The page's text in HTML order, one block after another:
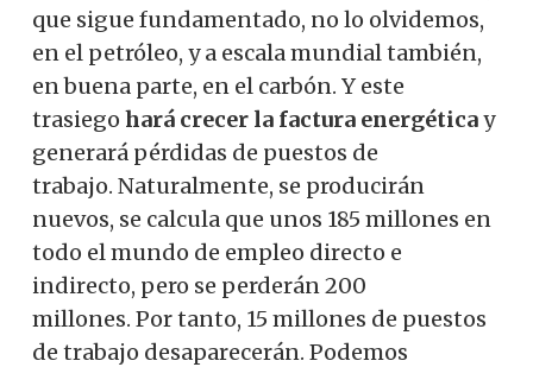
que sigue fundamentado, no lo olvidemos,
en el petróleo, y a escala mundial también,
en buena parte, en el carbón. Y este
trasiego hará crecer la factura energéticay
generará pérdidas de puestos de
trabajo. Naturalmente, se producirán
nuevos, se calcula que unos 185 millones en
todo el mundo de empleo directo e
indirecto, pero se perderán 200
millones. Por tanto, 15 millones de puestos
de trabajo desaparecerán. Podemos